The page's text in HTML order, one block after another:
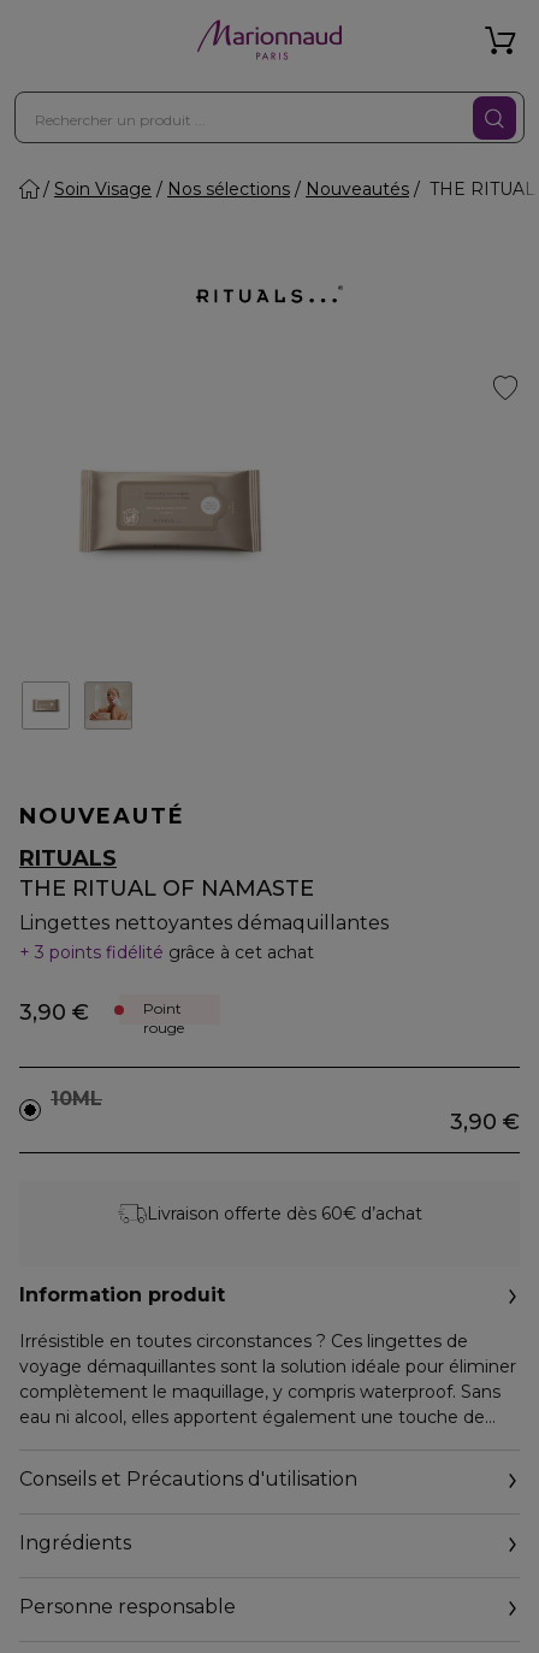
Soin Visage Nos sélections Nouveautés THE
NOUVEAUTÉ
RITUALS
THE RITUAL OF NAMASTE
Lingettes nettoyantes démaquillantes
3 points fidélité grâce à cet achat
3,90 €
Point
rouge
10ML
3,90 €
Livraison offerte dès 60€ d’achat
Information produit
Irrésistible en toutes circonstances ? Ces lingettes de
voyage démaquillantes sont la solution idéale pour éliminer
complètement le maquillage, y compris waterproof. Sans
eau ni alcool, elles apportent également une touche de
et pulpe de bois issus de ressources durables, ces lingettes
imprégnées nettoient et purifient votre peau avant de
refermable contient 10 lingettes biodégradables testées
dans votre sac à main, votre valise ou votre sac de sport.
Conseils et Précautions d'utilisation
Ingrédients
Personne responsable